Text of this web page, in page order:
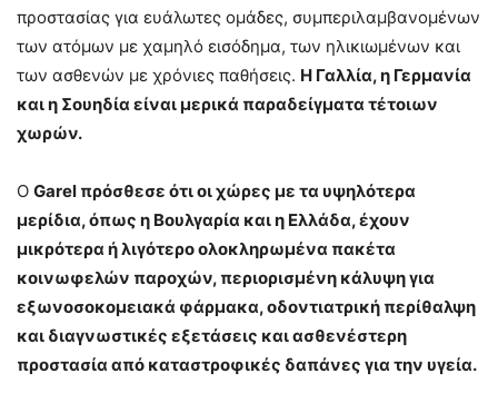
προστασίας για ευάλωτες ομάδες, συμπεριλαμβανομένων
των ατόμων με χαμηλό εισόδημα, των ηλικιωμένων και
των ασθενών με χρόνιες παθήσεις. Η Γαλλία, η Γερμανία
και η Σουηδία είναι μερικά παραδείγματα τέτοιων
χωρών.
Ο Garel πρόσθεσε ότι οι χώρες με τα υψηλότερα
μερίδια, όπως η Βουλγαρία και η Ελλάδα, έχουν
μικρότερα ή λιγότερο ολοκληρωμένα πακέτα
κοινωφελών παροχών, περιορισμένη κάλυψη για
εξωνοσοκομειακά φάρμακα, οδοντιατρική περίθαλψη
και διαγνωστικές εξετάσεις και ασθενέστερη
προστασία από καταστροφικές δαπάνες για την υγεία.